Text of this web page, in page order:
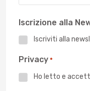
Iscrizione alla
Iscriviti alla
Privacy *
Ho letto e